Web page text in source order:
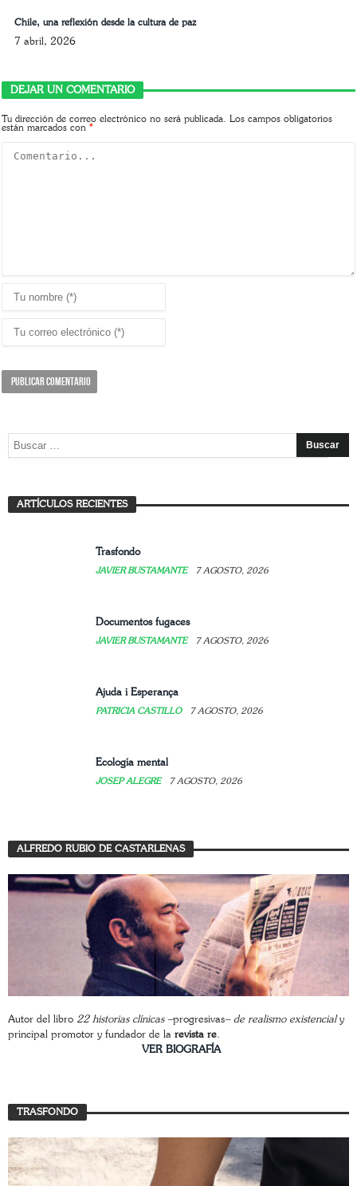
Chile, una reflexión desde la cultura de paz
7 abril, 2026
DEJAR UN COMENTARIO
Tu dirección de correo electrónico no será publicada.
Los campos obligatorios
están marcados con*
ARTÍCULOS RECIENTES
JAVIER BUSTAMANTE 7 AGOSTO, 2026
Trasfondo
JAVIER BUSTAMANTE 7 AGOSTO, 2026
Documentos fugaces
JAVIER BUSTAMANTE 7 AGOSTO, 2026
Ajuda i Esperança
PATRICIA CASTILLO 7 AGOSTO, 2026
Ecología mental
JOSEP ALEGRE 7 AGOSTO, 2026
ALFREDO RUBIO DE CASTARLENAS
Autor del libro 22 historias clínicas –progresivas– de realismo existencialy
principal promotor y fundador de la revista re.
VER BIOGRAFÍA
TRASFONDO